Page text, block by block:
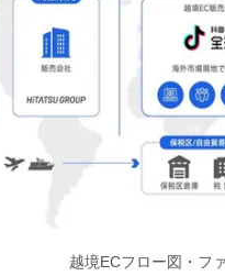
越境ECフロー図・フ